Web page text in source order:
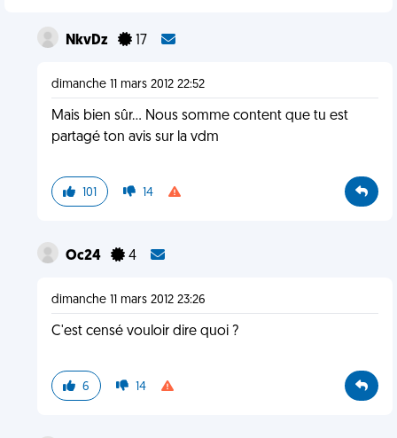
NkvDz 17
dimanche 11 mars 2012 22:52
Mais bien sûr... Nous somme content que tu est
partagé ton avis sur la vdm
101 14
Oc24 4
dimanche 11 mars 2012 23:26
C'est censé vouloir dire quoi ?
6 14